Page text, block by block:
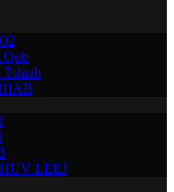
Qub
LEEJ